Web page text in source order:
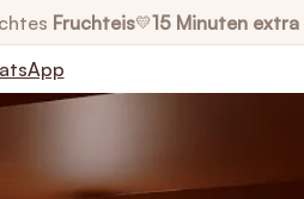
Fruchteis💛15 Minuten extra